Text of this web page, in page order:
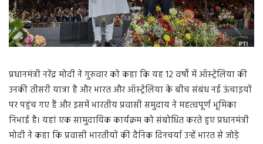
प्रधानमंत्री नरेंद्र मोदी ने गुरुवार को कहा कि यह 12 वर्षों में ऑस्ट्रेलिया की
उनकी तीसरी यात्रा है और भारत और ऑस्ट्रेलिया के बीच संबंध नई ऊंचाइयों
पर पहुंच गए हैं और इसमें भारतीय प्रवासी समुदाय ने महत्वपूर्ण भूमिका
निभाई है। यहां एक सामुदायिक कार्यक्रम को संबोधित करते हुए प्रधानमंत्री
मोदी ने कहा कि प्रवासी भारतीयों की दैनिक दिनचर्या उन्हें भारत से जोड़े